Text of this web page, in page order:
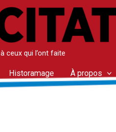
ceux qui l’ont faite
Historamage À propos